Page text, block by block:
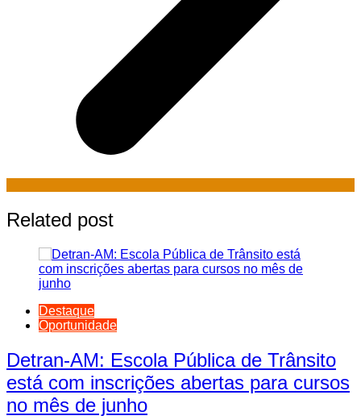
Related post
Destaque
Oportunidade
Detran-AM: Escola Pública de Trânsito
está com inscrições abertas para cursos
no mês de junho